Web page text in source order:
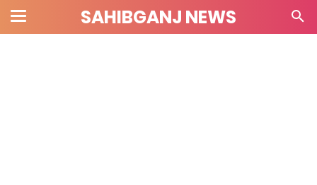
SAHIBGANJ NEWS